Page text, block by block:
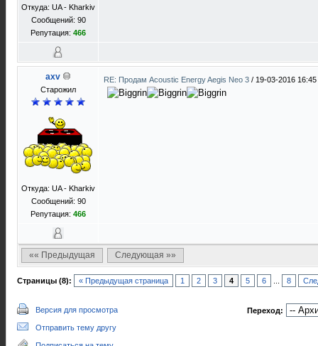
Откуда: UA - Kharkiv
Сообщений: 90
Репутация: 466
axv
Старожил
Откуда: UA - Kharkiv
Сообщений: 90
Репутация: 466
RE: Продам Acoustic Energy Aegis Neo 3 / 19-03-2016 16:45
«« Предыдущая Следующая »»
Страницы (8): « Предыдущая страница 1 2 3 4 5 6 8
Версия для просмотра
Отправить тему другу
Переход: